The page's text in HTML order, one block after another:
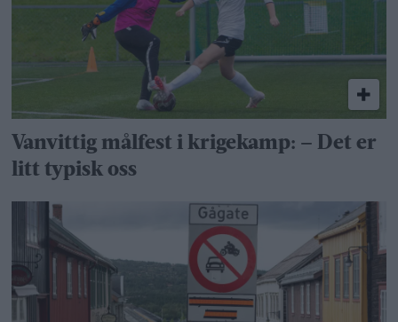
Vanvittig målfest i krigekamp: – Det er
litt typisk oss